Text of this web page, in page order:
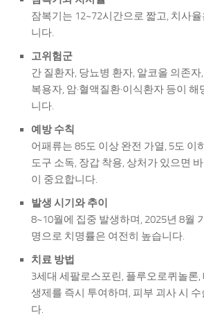
잠복기는 12~72시간으로 짧고, 치사율
니다.
고위험군
간 질환자, 당뇨병 환자, 알코올 의존자
복용자, 암·혈액질환·이식환자 등이
니다.
예방 수칙
어패류는 85도 이상 완전 가열, 5도 이
도구 소독, 장갑 착용, 상처가 있으면
이 중요합니다.
발생 시기와 추이
8~10월에 집중 발생하며, 2025년 8월
명으로 치명률은 여전히 높습니다.
치료 방법
3세대 세팔로스포린, 플루오로퀴놀론
생제를 즉시 투여하며, 피부 괴사 시
다.